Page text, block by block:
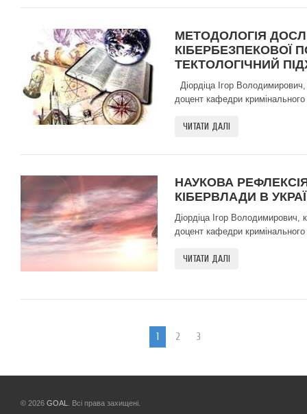
МЕТОДОЛОГІЯ
КІБЕРБЕЗПЕКОВОЇ
ТЕКТОЛОГІЧНИЙ
Діордіца Ігор
доцент кафедри
ЧИТАТИ ДАЛІ
НАУКОВА
КІБЕРВЛАДИ В
Діордіца Ігор
доцент кафедри кримінального
ЧИТАТИ ДАЛІ
1 2 3
© 2026 GOAL . Всі права захищені.